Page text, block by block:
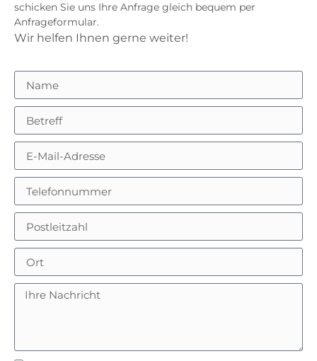
schicken Sie uns Ihre Anfrage gleich bequem per
Anfrageformular.
Wir helfen Ihnen gerne weiter!